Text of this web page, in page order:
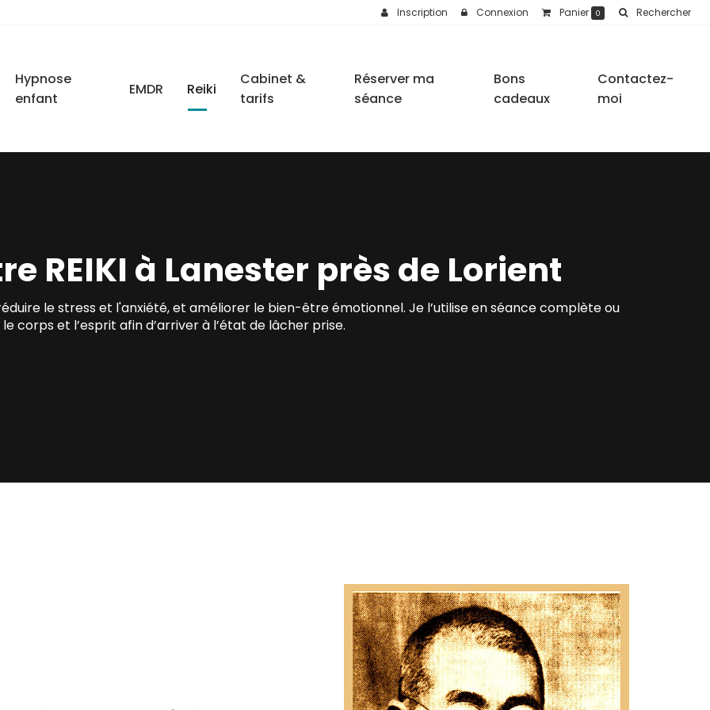
Hypnose
enfant
EMDR Reiki
Cabinet &
tarifs
Réserver ma
séance
Bons
cadeaux
Contactez-
moi
REIKI à Lanester près de Lorient
le stress et l'anxiété, et améliorer le bien-être émotionnel. Je l’utilise en séance complète ou
corps et l’esprit afin d’arriver à l’état de lâcher prise.
Inscription Connexion Panier 0 Rechercher